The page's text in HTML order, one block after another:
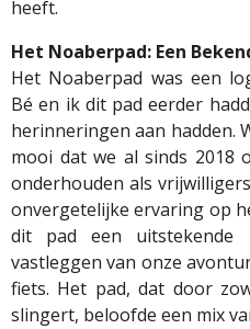
heeft.
Het Noaberpad: Een
Het Noaberpad was een
Bé en ik dit pad eerder
herinneringen aan hadden.
mooi dat we al sinds 2018
onderhouden als
onvergetelijke ervaring op
dit pad een
vastleggen van onze
fiets. Het pad, dat door
slingert, beloofde een mix